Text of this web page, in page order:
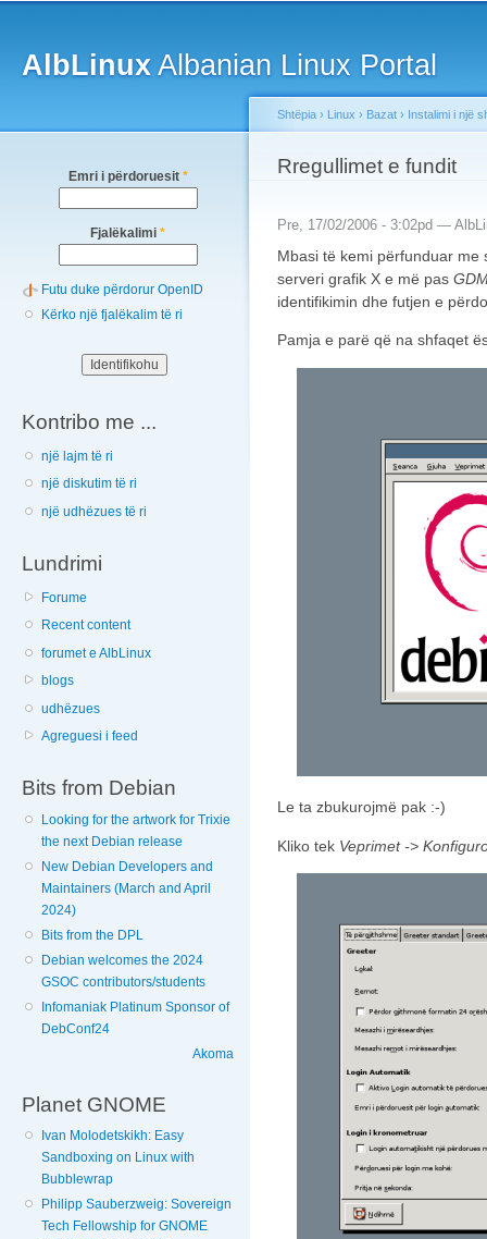
AlbLinuxAlbanian Linux Portal
Emri i përdoruesit *
Fjalëkalimi *
Futu duke përdorur OpenID
Kërko një fjalëkalim të ri
Kontribo me ...
një lajm të ri
një diskutim të ri
një udhëzues të ri
Lundrimi
Forume
Recent content
forumet e AlbLinux
blogs
udhëzues
Agreguesi i feed
Bits from Debian
Looking for the artwork for Trixie
the next Debian release
New Debian Developers and
Maintainers (March and April
2024)
Bits from the DPL
Debian welcomes the 2024
GSOC contributors/students
Infomaniak Platinum Sponsor of
DebConf24
Akoma
Planet GNOME
Ivan Molodetskikh: Easy
Sandboxing on Linux with
Bubblewrap
Philipp Sauberzweig: Sovereign
Tech Fellowship for GNOME
You are here
Shtëpia › Linux › Bazat › Instalimi i një
Rregullimet e fundit
Pre, 17/02/2006 - 3:02pd —
Mbasi të kemi përfunduar me
serveri grafik X e më pas
identifikimin dhe futjen e
Pamja e parë që na shfaqet
Le ta zbukurojmë pak :-)
Kliko tek Veprimet ->